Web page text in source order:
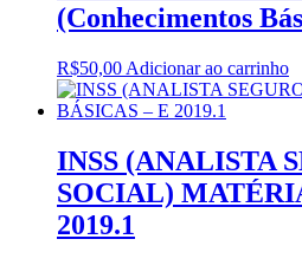
(Conhecimentos
R$50,00 Adicionar ao carrinho
INSS (ANALISTA
SOCIAL)
2019.1